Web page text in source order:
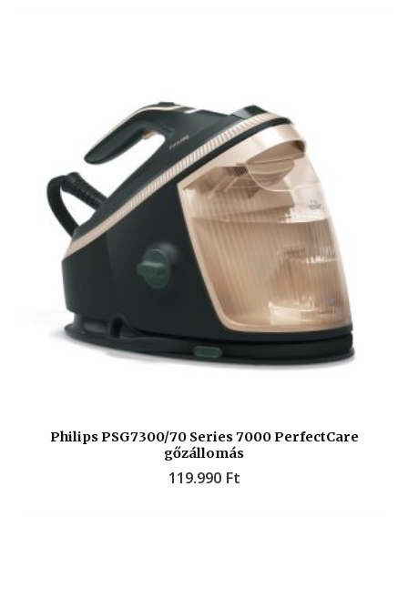
Philips PSG7300/70 Series 7000 PerfectCare
gőzállomás
119.990 Ft